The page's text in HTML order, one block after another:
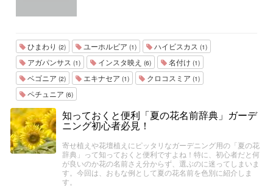
ひまわり (2) ユーホルビア (1) ハイビスカス (1)
アガパンサス (1) インスタ映え (6) 名付け (1)
ベゴニア (2) エキナセア (1) クロコスミア (1)
ペチュニア (6)
知っておくと便利「夏の花名前辞典」ガーデ
ニング初心者必見！
寄せ植えや花壇植えにピッタリなガーデニング用の「夏の花
辞典」って知っておくと便利ですよね！特に、初心者だと何
が良いのか花の名前さえ分からず、選ぶのに迷ってしまいま
す。今回は、おもな例として夏の花名前を色別に紹介しま
す。